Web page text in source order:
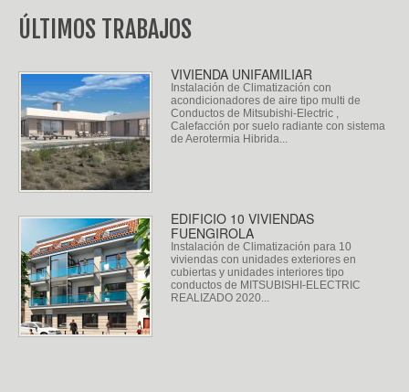
ÚLTIMOS TRABAJOS
VIVIENDA UNIFAMILIAR
Instalación de Climatización con
acondicionadores de aire tipo multi de
Conductos de Mitsubishi-Electric ,
Calefacción por suelo radiante con sistema
de Aerotermia Hibrida...
EDIFICIO 10 VIVIENDAS
FUENGIROLA
Instalación de Climatización para 10
viviendas con unidades exteriores en
cubiertas y unidades interiores tipo
conductos de MITSUBISHI-ELECTRIC
REALIZADO 2020...